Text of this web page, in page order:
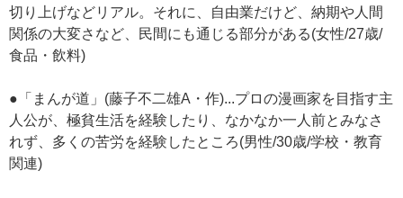
切り上げなどリアル。それに、自由業だけど、納期や人間
関係の大変さなど、民間にも通じる部分がある(女性/27歳/
食品・飲料)
●「まんが道」(藤子不二雄A・作)...プロの漫画家を目指す主
人公が、極貧生活を経験したり、なかなか一人前とみなさ
れず、多くの苦労を経験したところ(男性/30歳/学校・教育
関連)